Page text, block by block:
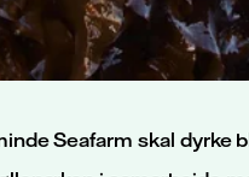
Seafarm skal dyrke